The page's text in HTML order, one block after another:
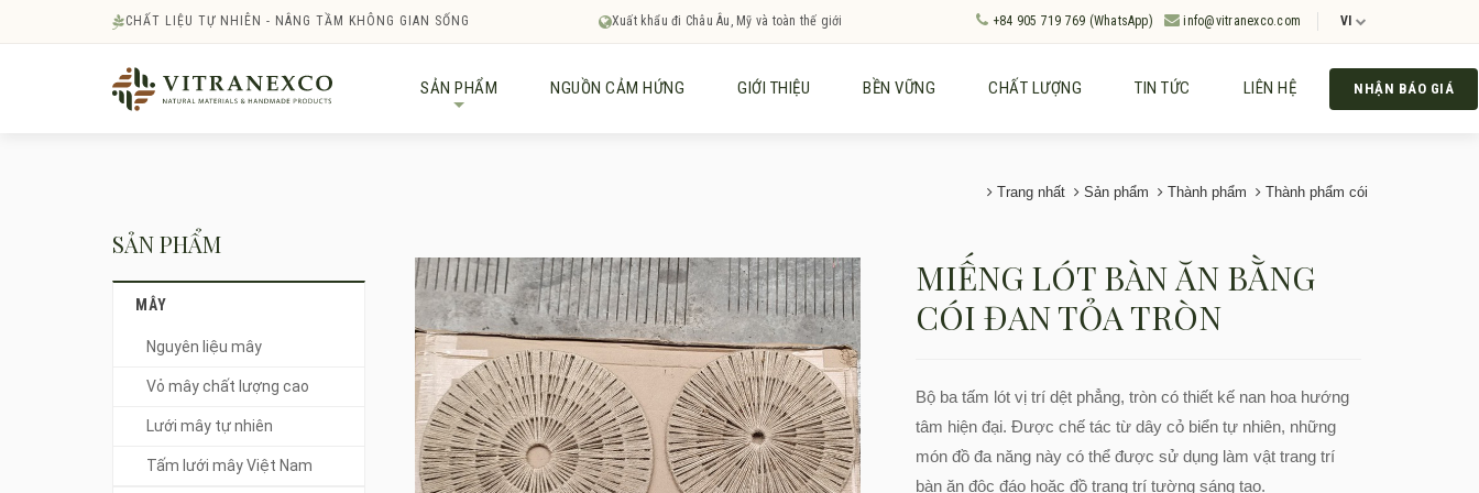
CHẤT LIỆU TỰ NHIÊN - NÂNG TẦM KHÔNG GIAN SỐNG Xuất khẩu đi Châu Âu, Mỹ và toàn thế giới +84 905 719 769 (WhatsApp) info@vitranexco.com VI
SẢN PHẨM NGUỒN CẢM HỨNG GIỚI THIỆU BỀN VỮNG CHẤT LƯỢNG TIN TỨC LIÊN HỆ NHẬN BÁO GIÁ
Trang nhất Sản phẩm Thành phẩm Thành phẩm cói
MIẾNG LÓT BÀN ĂN BẰNG
CÓI ĐAN TỎA TRÒN
Bộ ba tấm lót vị trí dệt phẳng, tròn có thiết kế nan hoa hướng
tâm hiện đại. Được chế tác từ dây cỏ biển tự nhiên, những
món đồ đa năng này có thể được sử dụng làm vật trang trí
bàn ăn độc đáo hoặc đồ trang trí tường sáng tạo.
SẢN PHẨM
MÂY
Nguyên liệu mây
Vỏ mây chất lượng cao
Lưới mây tự nhiên
Tấm lưới mây Việt Nam